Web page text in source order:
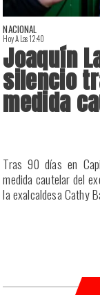
NACIONAL
Hoy A Las 12:40
Joaquín
silencio
medida
Tras 90 días en
medida cautelar del
la exalcaldesa Cathy